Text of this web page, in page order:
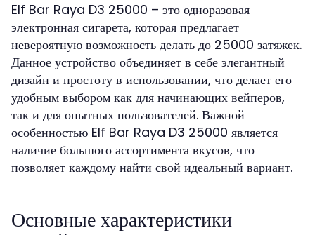
Elf Bar Raya D3 25000 – это одноразовая
электронная сигарета, которая предлагает
невероятную возможность делать до 25000 затяжек.
Данное устройство объединяет в себе элегантный
дизайн и простоту в использовании, что делает его
удобным выбором как для начинающих вейперов,
так и для опытных пользователей. Важной
особенностью Elf Bar Raya D3 25000 является
наличие большого ассортимента вкусов, что
позволяет каждому найти свой идеальный вариант.
Основные характеристики